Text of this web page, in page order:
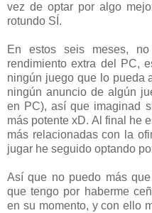
vez de optar por algo
rotundo SÍ.
En estos seis meses,
rendimiento extra del PC,
ningún juego que lo pueda
ningún anuncio de algún
en PC), así que imaginad
más potente xD. Al final he
más relacionadas con la
jugar he seguido optando
Así que no puedo más
que tengo por haberme
en su momento, y con ello